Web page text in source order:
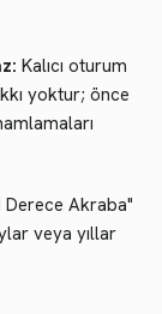
Kalıcı oturum
yoktur; önce
Akraba"
veya yıllar